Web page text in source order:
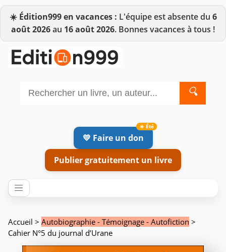
☀️ Édition999 en vacances : L'équipe est absente du 6
août 2026au 16 août 2026. Bonnes vacances à tous !
🔍
💛 Faire un don
Publier gratuitement un livre
Accueil > Autobiographie - Témoignage - Autofiction >
Cahier N°5 du journal d’Urane